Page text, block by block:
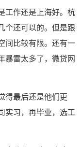
工作还是上海好。杭
个还可以的。但是跟
间比较有限。还有一
暴雷太多了，微贷网
得最后还是他们更
实习，再毕业，选工